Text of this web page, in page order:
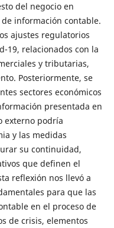
del negocio en
información contable.
ajustes regulatorios
19, relacionados con la
y tributarias,
Posteriormente, se
sectores económicos
presentada en
externo podría
y las medidas
su continuidad,
que definen el
reflexión nos llevó a
para que las
en el proceso de
de crisis, elementos